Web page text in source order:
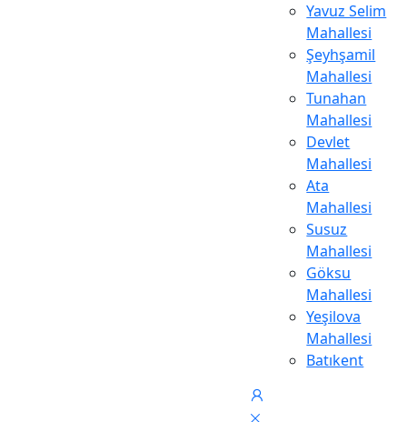
Yavuz Selim
Mahallesi
Şeyhşamil
Mahallesi
Tunahan
Mahallesi
Devlet
Mahallesi
Ata
Mahallesi
Susuz
Mahallesi
Göksu
Mahallesi
Yeşilova
Mahallesi
Batıkent